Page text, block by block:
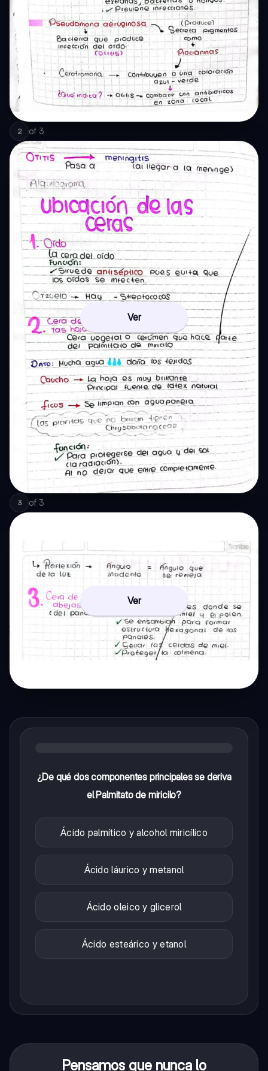
2 of 3
Ver
3 of 3
Ver
¿De qué dos componentes principales se deriva
el Palmitato de miricilo?
Ácido palmítico y alcohol miricílico
Ácido láurico y metanol
Ácido oleico y glicerol
Ácido esteárico y etanol
Pensamos que nunca lo